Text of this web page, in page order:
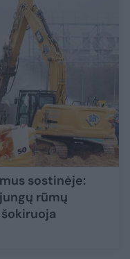
sostinėje:
rūmų